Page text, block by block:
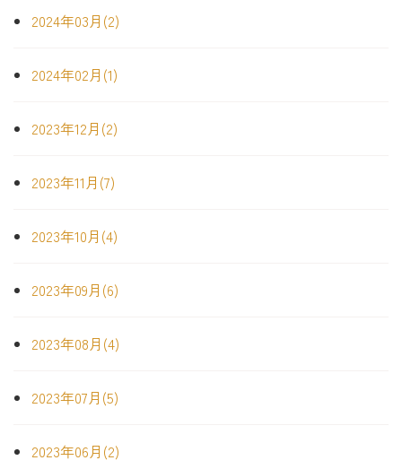
2024年03月(2)
2024年02月(1)
2023年12月(2)
2023年11月(7)
2023年10月(4)
2023年09月(6)
2023年08月(4)
2023年07月(5)
2023年06月(2)